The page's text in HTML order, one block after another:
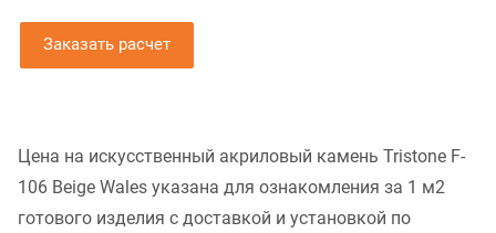
Заказать расчет
Цена на искусственный акриловый камень Tristone F-
106 Beige Wales указана для ознакомления за 1 м2
готового изделия с доставкой и установкой по